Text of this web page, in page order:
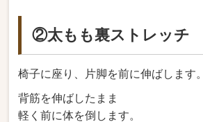
②太もも裏ストレッチ
椅子に座り、片脚を前に伸ばします。
背筋を伸ばしたまま
軽く前に体を倒します。